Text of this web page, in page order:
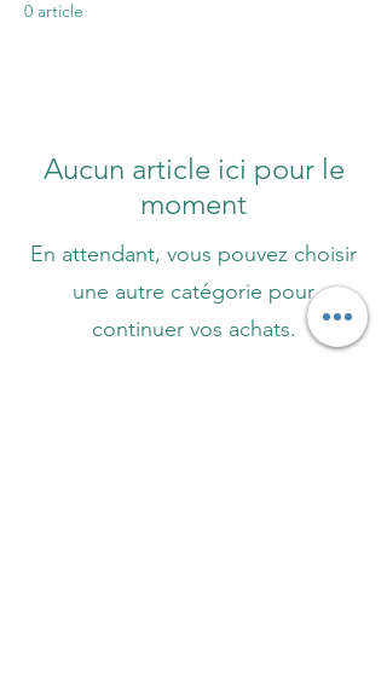
0 article
Aucun article ici pour le
moment
En attendant, vous pouvez choisir
une autre catégorie pour
continuer vos achats.